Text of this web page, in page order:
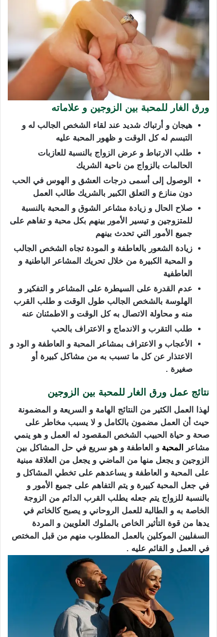
ورق الغار للمحبة بين الزوجين و علاماته
هيجان و أرتباك شديد عند لقاء الشخص الجالب له و
التبسم له كل الوقت و ظهور المحبة عليه
طلب الارتباط و عرض الزواج بالنسبة للعازبات
الحالمات بالزواج من ناحية الشريك
الوصول إلى أسمى درجات العشق و الهوس في الحب
دون منازع و التعلق الكبير بالشريك طالب العمل
صلاح الحال و زيادة مشاعر الشوق و المحبة بالنسبة
للمتزوجين و تيسير الأمور بينهم بكل محبة و تفاهم على
جميع الأمور التي تحدث بينهم
زيادة الشعور بالعاطفة و المودة تجاه الشخص الجالب
و المحبة الكبيرة من خلال تحريك المشاعر الباطنية و
العاطفية
عدم القدرة على السيطرة على المشاعر و التفكير و
الهلوسة بالشخص الجالب طول الوقت و طلب القرب
منه و محاولة الاتصال به كل الوقت و الاطمئنان عنه
طلب التقرب و الاندماج و الاعتراف بالحب
الأعجاب و الاعتراف بمشاعر المحبة و العاطفة و الود و
الاعتذار عن كل ما تسبب به من مشاكل كبيرة أو
صغيرة .
نتائج عمل ورق الغار للمحبة بين الزوجين
لهذا العمل الكثير من النتائج الهامة و السريعة و المضمونة
حيث أن العمل مضمون بالكامل و لا يسبب مخاطر على
صحة و حياة الحبيب الشخص المقصود له العمل و هو ينمي
مشاعر
المحبة و العاطفة و هو سريع في حل المشاكل بين
الزوجين و يجعل منها من الماضي و يجعل من العلاقة مبنية
على المحبة و العاطفة و يساعدهم على تخطي المشاكل و
في جعل المحبة كبيرة و يتم التفاهم على جميع الأمور و
بالنسبة للزواج يتم جعله يطلب القرب الدائم من الزوجة
الخاصة به و الطالبة للعمل الروحاني و يصبح كالخاتم في
يدها من قوة التأثير الخاص بالملوك العلويين و المردة
السفليين الموكلين بالعمل المطلوب منهم من قبل المختص
في العمل و القائم عليه .